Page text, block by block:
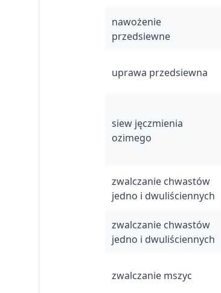
nawożenie
przedsiewne
uprawa przedsiewna
siew jęczmienia
ozimego
zwalczanie chwastów
jedno i dwuliściennych
zwalczanie chwastów
jedno i dwuliściennych
zwalczanie mszyc